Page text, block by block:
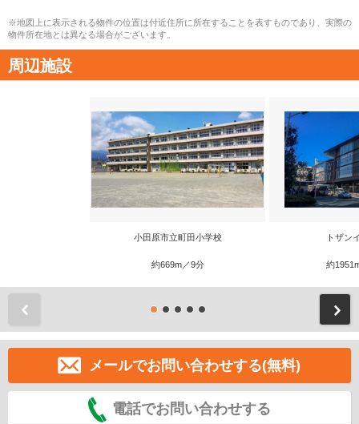
※地図上に表示される物件の位置は付近住所に所在することを表すものであり、実際の
物件所在地とは異なる場合がございます。
周辺施設
小田原市立町田小学校
約669m／9分
トザン
約
メールでお問い合わせする(無料)
電話でお問い合わせする